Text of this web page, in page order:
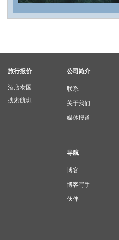
旅行报价
酒店泰国
搜索航班
公司简介
联系
关于我们
媒体报道
导航
博客
博客写手
伙伴